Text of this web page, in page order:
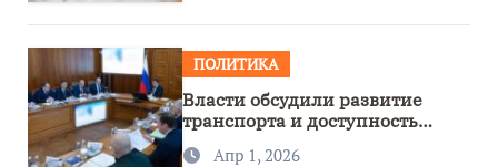
ПОЛИТИКА
Власти обсудили развитие
транспорта и доступность
региона
Апр 1, 2026